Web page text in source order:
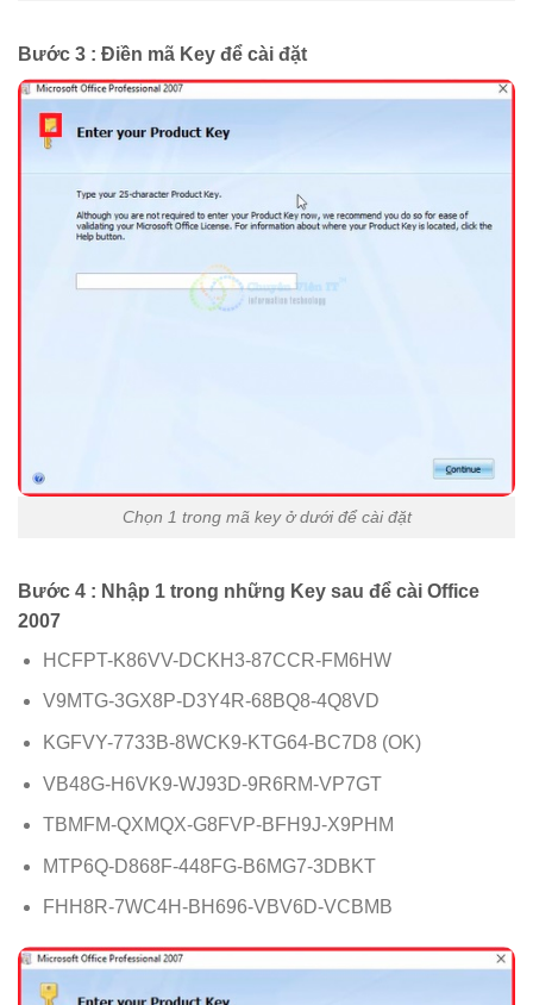
Bước 3 : Điền mã Key để cài đặt
Chọn 1 trong mã key ở dưới để cài đặt
Bước 4 : Nhập 1 trong những Key sau để cài Office
2007
HCFPT-K86VV-DCKH3-87CCR-FM6HW
V9MTG-3GX8P-D3Y4R-68BQ8-4Q8VD
KGFVY-7733B-8WCK9-KTG64-BC7D8 (OK)
VB48G-H6VK9-WJ93D-9R6RM-VP7GT
TBMFM-QXMQX-G8FVP-BFH9J-X9PHM
MTP6Q-D868F-448FG-B6MG7-3DBKT
FHH8R-7WC4H-BH696-VBV6D-VCBMB